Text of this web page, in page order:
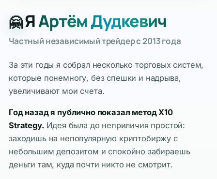
🤗ЯАртём Дудкевич
Частный независимый трейдер с 2013 года
За эти годы я собрал несколько торговых систем,
которые понемногу, без спешки и надрыва,
увеличивают мои счета.
Год назад я публично показал метод X10
Strategy. Идея была до неприличия простой:
заходишь на непопулярную криптобиржу с
небольшим депозитом и спокойно забираешь
деньги там, куда почти никто не смотрит.